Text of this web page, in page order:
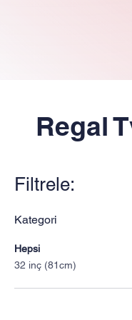
Regal
Filtrele:
Kategori
Hepsi
32 inç (81cm)